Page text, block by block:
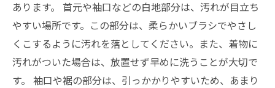
あります。 首元や袖口などの白地部分は、汚れが目立ち
やすい場所です。この部分は、柔らかいブラシでやさし
くこするように汚れを落としてください。また、着物に
汚れがついた場合は、放置せず早めに洗うことが大切で
す。 袖口や裾の部分は、引っかかりやすいため、あまり